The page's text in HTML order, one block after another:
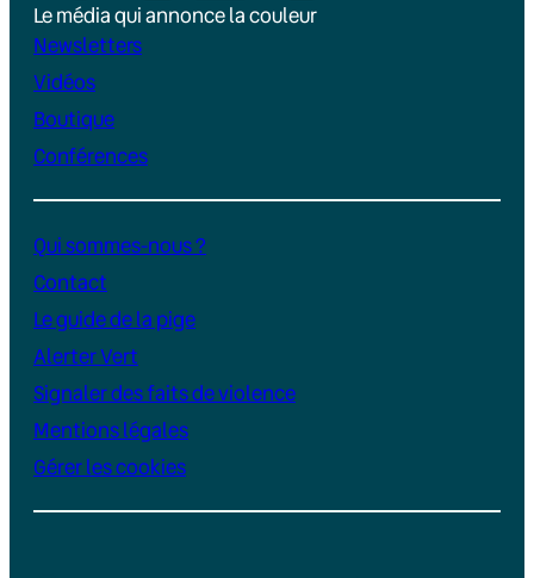
Le média qui annonce la couleur
Newsletters
Vidéos
Boutique
Conférences
Qui sommes-nous ?
Contact
Le guide de la pige
Alerter Vert
Signaler des faits de violence
Mentions légales
Gérer les cookies